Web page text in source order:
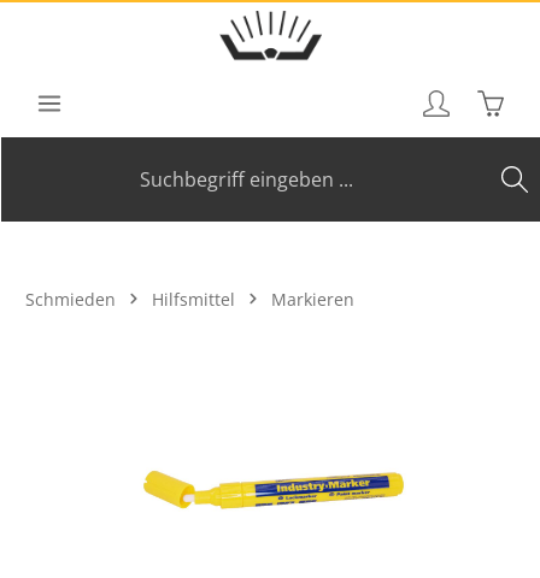
Zum Hauptinhalt springen
Schmieden Hilfsmittel Markieren